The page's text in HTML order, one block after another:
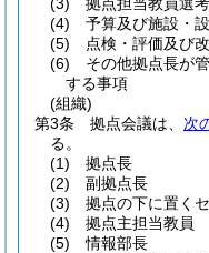
(4)
予算及び施設・
(5)
点検・評価及び
(6)
その他拠点長が
する事項
(組織)
第3条
拠点会議は、 次
る。
(1)
拠点長
(2)
副拠点長
(3)
拠点の下に置く
(4)
拠点主担当教員
(5)
情報部長